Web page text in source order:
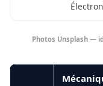
Photos Unsplash —